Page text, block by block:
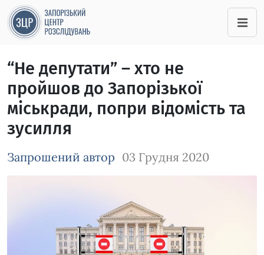
“Не депутати” – хто не
пройшов до Запорізької
міськради, попри відомість та
зусилля
Запрошений автор 03 Грудня 2020